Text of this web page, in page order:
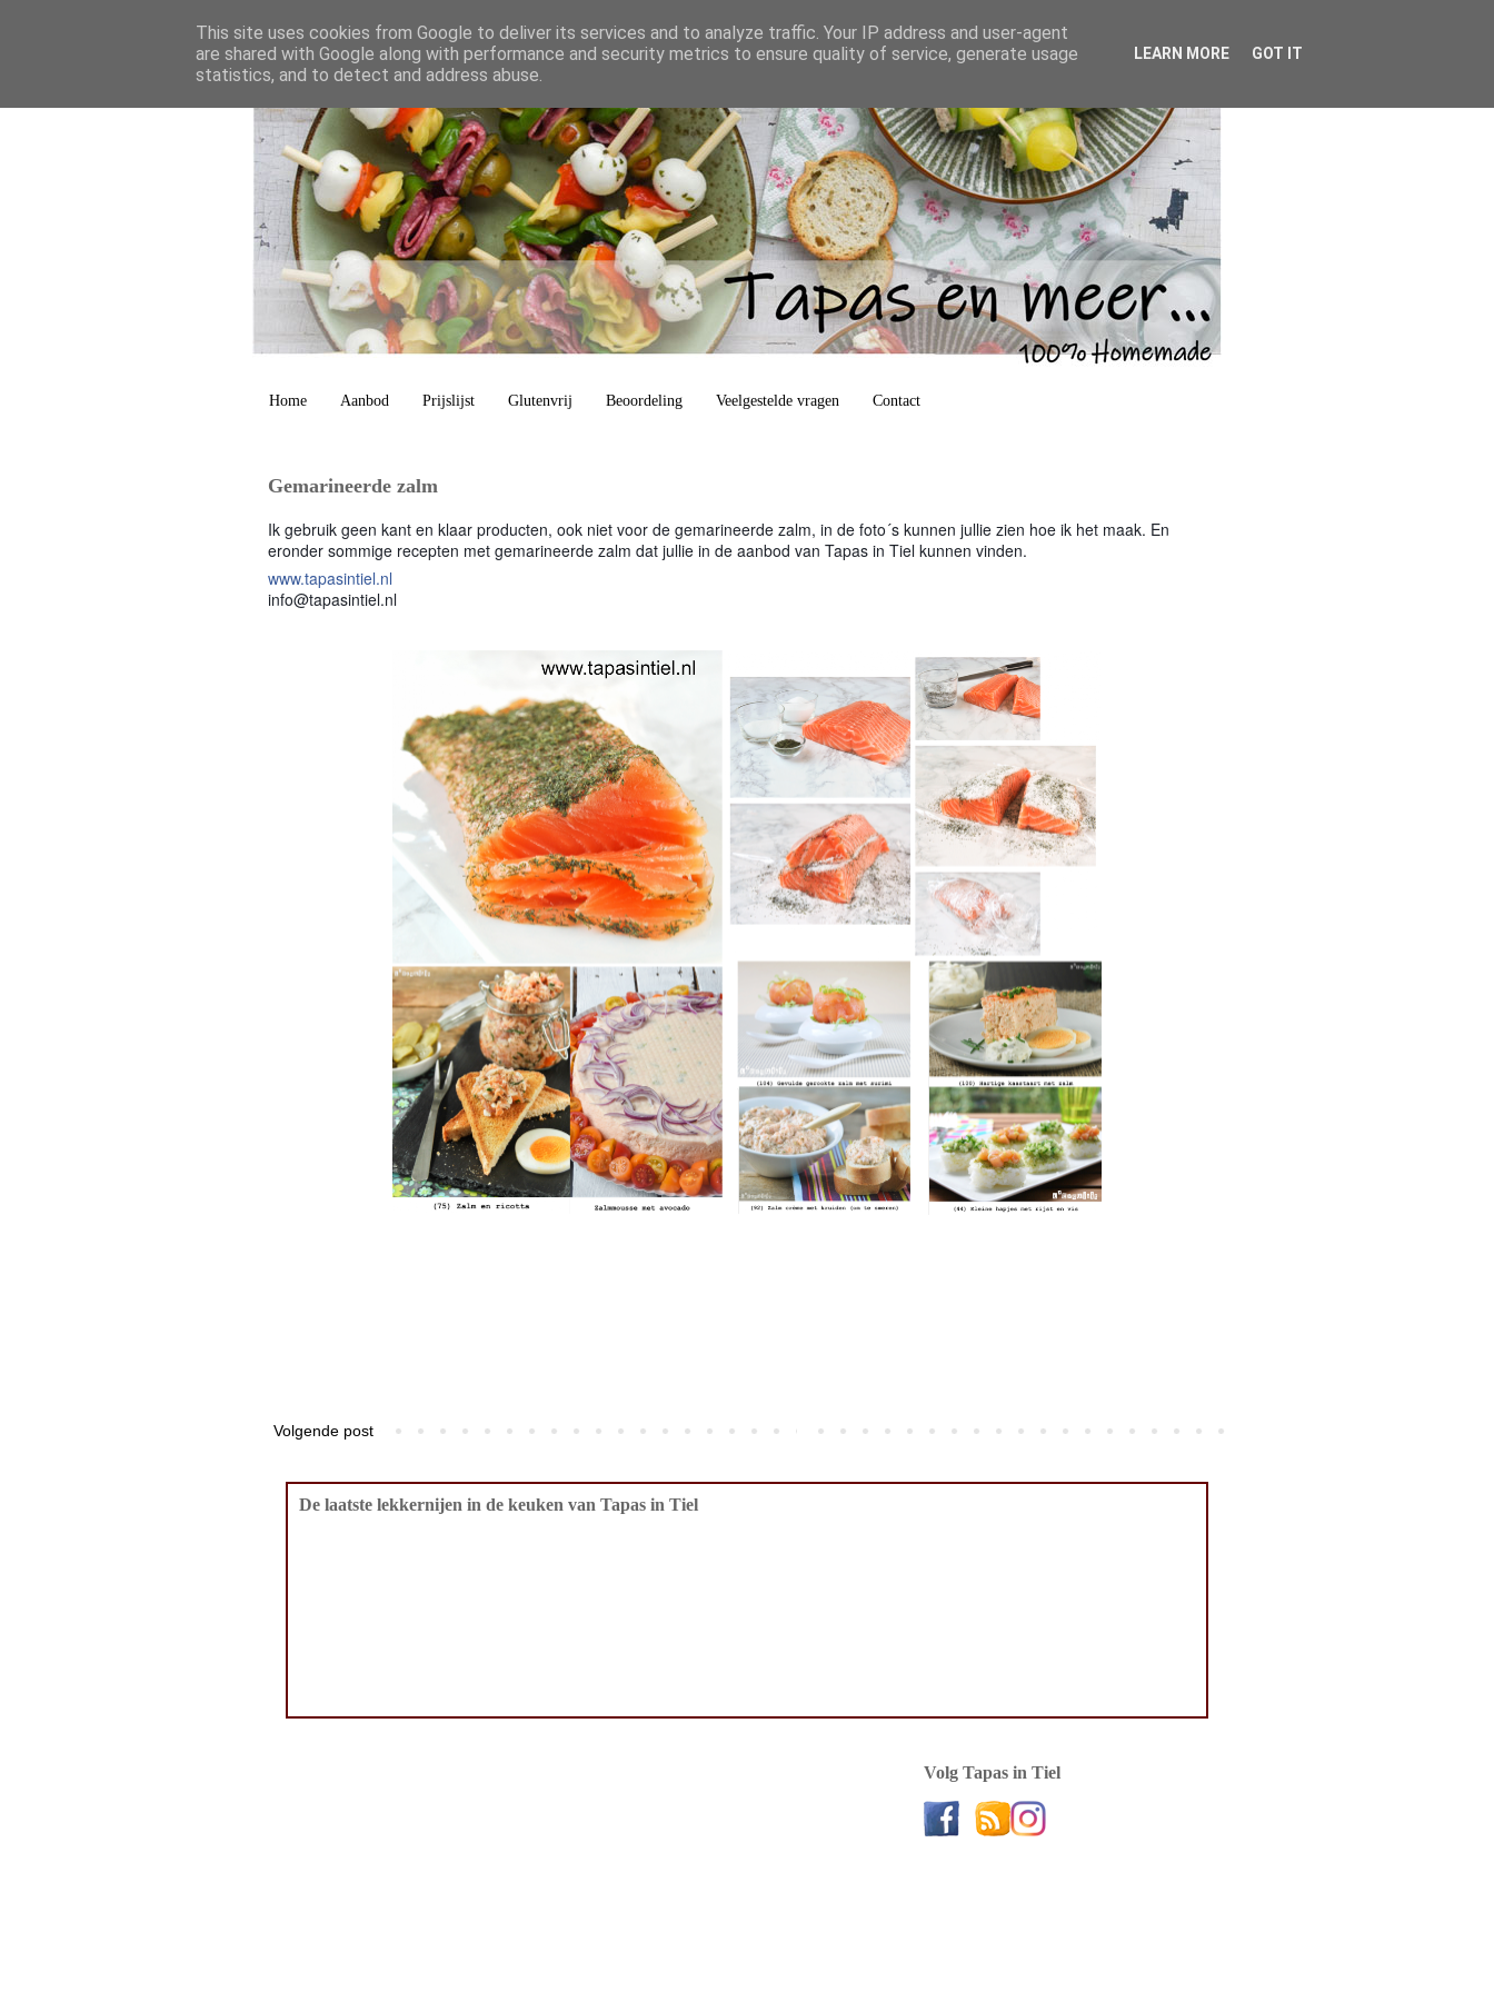
Home Aanbod Prijslijst Glutenvrij Beoordeling Veelgestelde vragen Contact
Gemarineerde zalm
Ik gebruik geen kant en klaar producten, ook niet voor de gemarineerde zalm, in de foto´s kunnen jullie zien hoe ik het maak. En
eronder sommige recepten met gemarineerde zalm dat jullie in de aanbod van Tapas in Tiel kunnen vinden.
www.tapasintiel.nl
info@tapasintiel.nl
Volgende post
De laatste lekkernijen in de keuken van Tapas in Tiel
Volg Tapas in Tiel
This site uses cookies from Google to deliver its services and to analyze traffic. Your IP address and user-agent
are shared with Google along with performance and security metrics to ensure quality of service, generate usage
statistics, and to detect and address abuse.
LEARN MORE GOT IT